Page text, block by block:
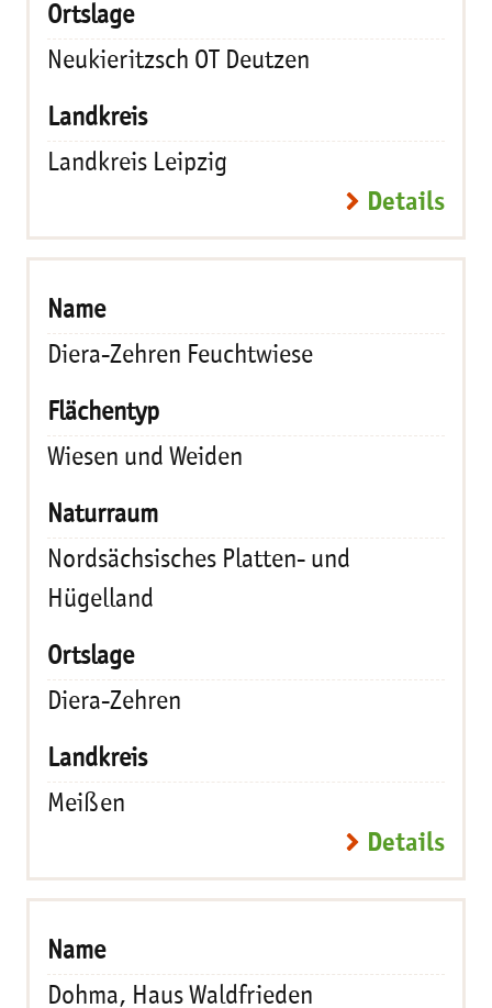
Neukieritzsch OT Deutzen
Landkreis Leipzig
Details
Diera-Zehren Feuchtwiese
Wiesen und Weiden
Nordsächsisches Platten- und
Hügelland
Diera-Zehren
Meißen
Details
Dohma, Haus Waldfrieden